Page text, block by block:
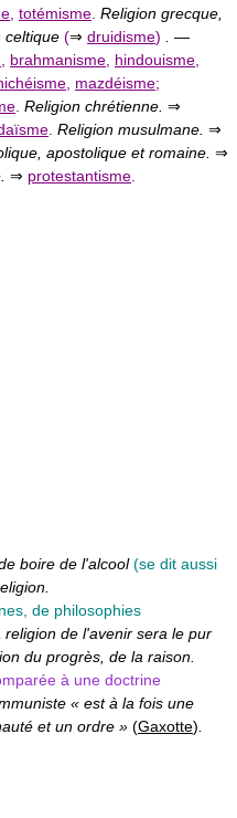
totémisme Religion grecque,
celtique (⇒ druidisme)
—
brahmanisme hindouisme
mazdéisme;
Religion chrétienne. ⇒
Religion musulmane. ⇒
apostolique et romaine. ⇒
⇒ protestantisme
boire de l'alcool(se dit aussi
de philosophies
religion de l'avenir sera le pur
du progrès, de la raison.
à une doctrine
« est à la fois une
et un ordre » (Gaxotte)